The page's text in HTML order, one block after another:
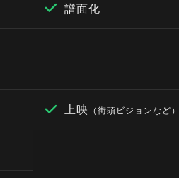
譜面化
上映 （街頭ビジョンなど）